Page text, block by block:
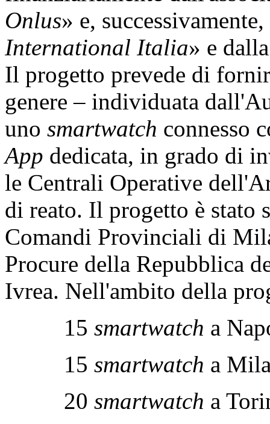
Onlus» e,
International Italia» e
Il progetto prevede di
genere – individuata
uno smartwatch connesso
App dedicata, in grado di
le Centrali Operative
di reato. Il progetto è stato
Comandi Provinciali di
Procure della Repubblica
Ivrea. Nell'ambito della
15 smartwatch a
15 smartwatch a
20 smartwatch a